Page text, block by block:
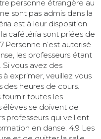
personne étrangère au
sont pas admis dans la
est à leur disposition.
cafétéria sont priées de
Personne n’est autorisé
les professeurs étant
vous avez des
à exprimer, veuillez vous
heures de cours.
fournir toutes les
élèves se doivent de
professeurs qui veillent
en danse. 4.9 Les